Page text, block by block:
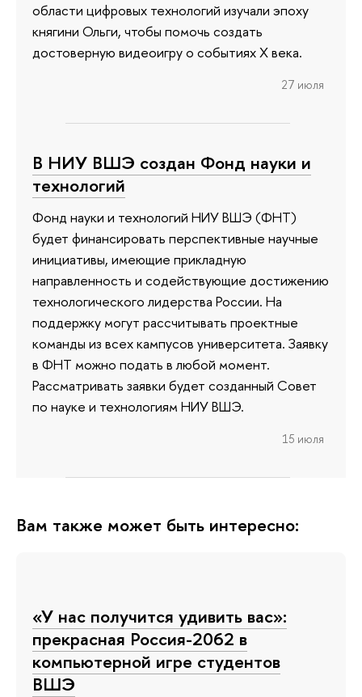
области цифровых технологий изучали эпоху
княгини Ольги, чтобы помочь создать
достоверную видеоигру о событиях X века.
27 июля
В НИУ ВШЭ создан Фонд науки и
технологий
Фонд науки и технологий НИУ ВШЭ (ФНТ)
будет финансировать перспективные научные
инициативы, имеющие прикладную
направленность и содействующие достижению
технологического лидерства России. На
поддержку могут рассчитывать проектные
команды из всех кампусов университета. Заявку
в ФНТ можно подать в любой момент.
Рассматривать заявки будет созданный Совет
по науке и технологиям НИУ ВШЭ.
15 июля
Вам также может быть интересно:
«У нас получится удивить вас»:
прекрасная Россия-2062 в
компьютерной игре студентов
ВШЭ